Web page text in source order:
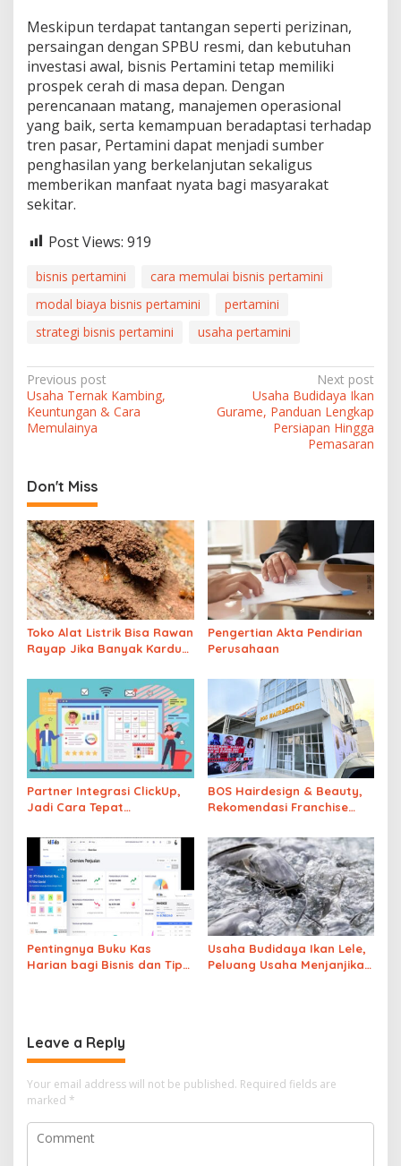
Meskipun terdapat tantangan seperti perizinan,
persaingan dengan SPBU resmi, dan kebutuhan
investasi awal, bisnis Pertamini tetap memiliki
prospek cerah di masa depan. Dengan
perencanaan matang, manajemen operasional
yang baik, serta kemampuan beradaptasi terhadap
tren pasar, Pertamini dapat menjadi sumber
penghasilan yang berkelanjutan sekaligus
memberikan manfaat nyata bagi masyarakat
sekitar.
Post Views: 919
bisnis pertamini
cara memulai bisnis pertamini
modal biaya bisnis pertamini
pertamini
strategi bisnis pertamini
usaha pertamini
P
o
s
n
a
v
i
g
a
t
i
o
n
Previous post
Usaha Ternak Kambing,
Keuntungan & Cara
Memulainya
Next post
Usaha Budidaya Ikan
Gurame, Panduan Lengkap
Persiapan Hingga
Pemasaran
Don't Miss
Toko Alat Listrik Bisa Rawan
Rayap Jika Banyak Kardus
Pengertian Akta Pendirian
Perusahaan
Partner Integrasi ClickUp,
Jadi Cara Tepat
Bisnis
BOS Hairdesign & Beauty,
Rekomendasi Franchise
Pentingnya Buku Kas
Harian bagi Bisnis dan Tips
Usaha Budidaya Ikan Lele,
Peluang Usaha Menjanjikan
Leave a Reply
Your email address will not be published. Required fields are
marked *